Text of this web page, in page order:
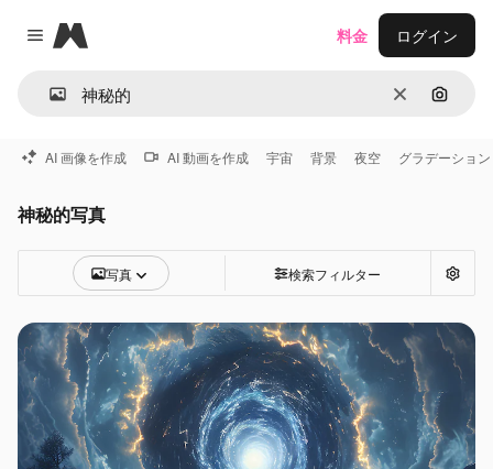
Close menu
Magnific
消去 画像で
料金 ログイン
AI 画像を作成 AI 動画を作成 宇宙 背景 夜空 グラデーション
神秘的写真
写真 検索フィルター